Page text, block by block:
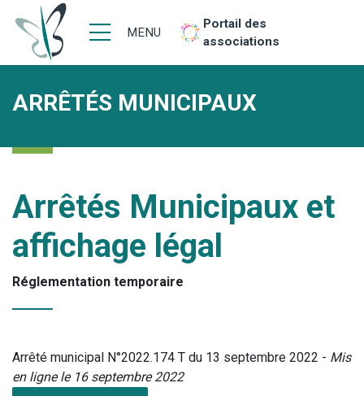
MENU
Portail des
associations
ARRÊTÉS MUNICIPAUX
Arrêtés Municipaux et
affichage légal
Réglementation temporaire
Arrêté municipal N°2022.174 T du 13 septembre 2022 - Mis
en ligne le 16 septembre 2022